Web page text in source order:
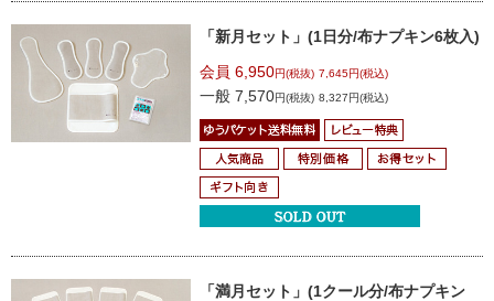
「新月セット」(1日分/布ナプキン6枚入)
会員 6,950円(税抜) 7,645円(税込)
一般 7,570円(税抜) 8,327円(税込)
「満月セット」(1クール分/布ナプキン